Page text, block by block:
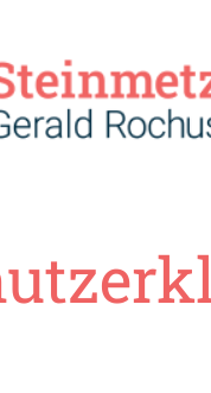
uns